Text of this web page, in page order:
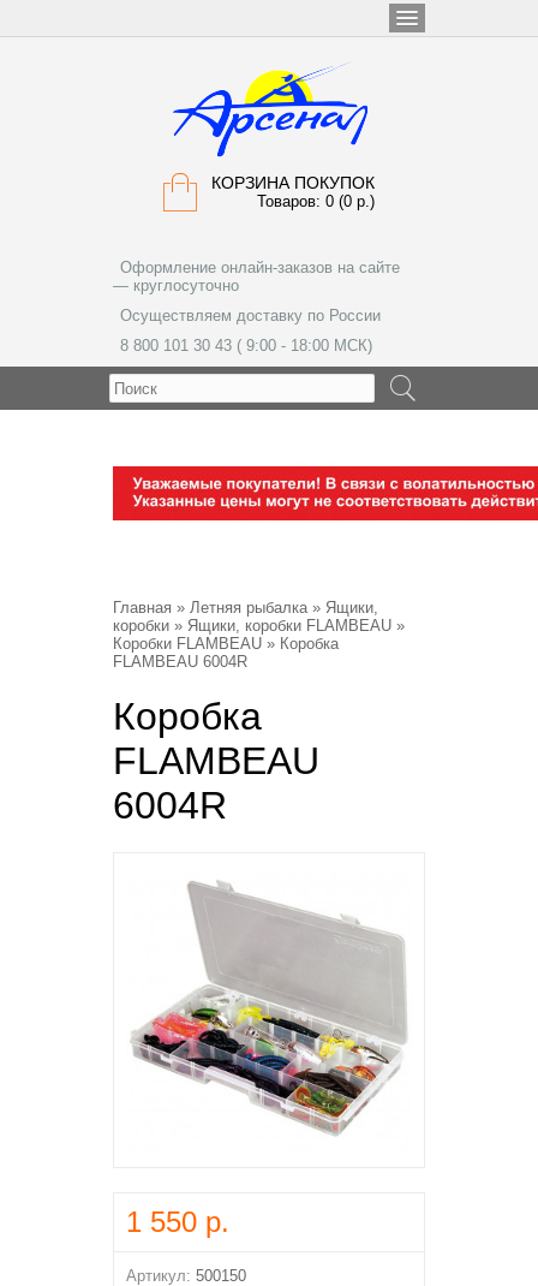
КОРЗИНА ПОКУПОК
Товаров: 0 (0 р.)
Оформление онлайн-заказов на сайте
— круглосуточно
Осуществляем доставку по России
8 800 101 30 43 ( 9:00 - 18:00 МСК)
Главная » Летняя рыбалка» Ящики,
коробки » Ящики, коробки FLAMBEAU »
Коробки FLAMBEAU » Коробка
FLAMBEAU 6004R
Коробка
FLAMBEAU
6004R
1 550 р.
Артикул: 500150